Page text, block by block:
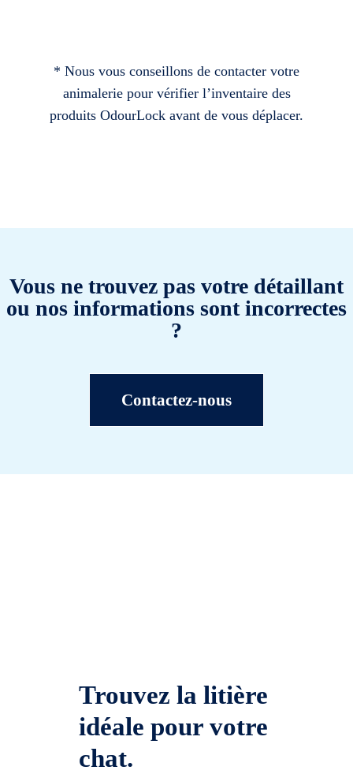
* Nous vous conseillons de contacter votre
animalerie pour vérifier l’inventaire des
produits OdourLock avant de vous déplacer.
Vous ne trouvez pas votre détaillant
ou nos informations sont incorrectes
?
Contactez-nous
Trouvez la litière
idéale pour votre
chat.